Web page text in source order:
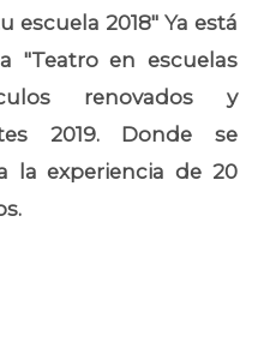
escuela 2018" Ya está
"Teatro en escuelas
renovados y
2019. Donde se
la experiencia de 20